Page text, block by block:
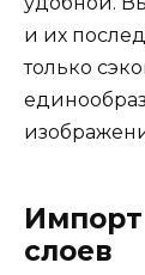
и их
только
Импорт
слоев